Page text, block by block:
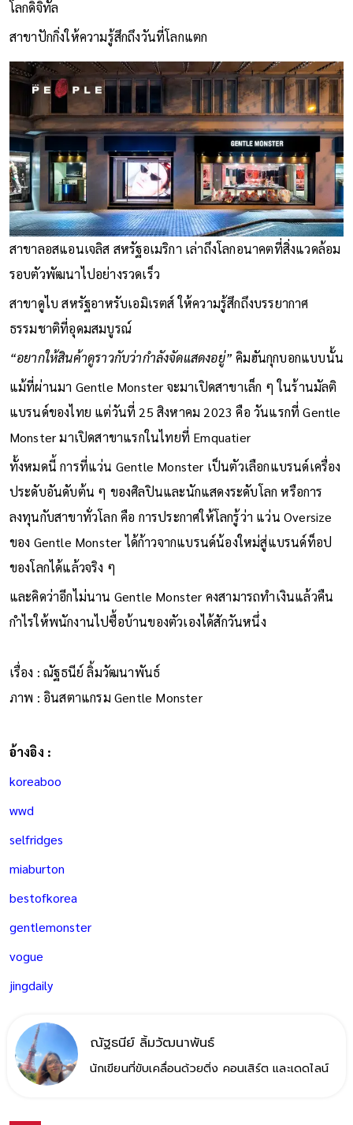
โลกดิจิทัล
สาขาปักกิ่งให้ความรู้สึกถึงวันที่โลกแตก
สาขาลอสแอนเจลิส สหรัฐอเมริกา เล่าถึงโลกอนาคตที่สิ่งแวดล้อม
รอบตัวพัฒนาไปอย่างรวดเร็ว
สาขาดูไบ สหรัฐอาหรับเอมิเรตส์ ให้ความรู้สึกถึงบรรยากาศ
ธรรมชาติที่อุดมสมบูรณ์
“อยากให้สินค้าดูราวกับว่ากำลังจัดแสดงอยู่”คิมฮันกุกบอกแบบนั้น
แม้ที่ผ่านมา Gentle Monster จะมาเปิดสาขาเล็ก ๆ ในร้านมัลติ
แบรนด์ของไทย แต่วันที่ 25 สิงหาคม 2023 คือ วันแรกที่ Gentle
Monster มาเปิดสาขาแรกในไทยที่ Emquatier
ทั้งหมดนี้ การที่แว่น Gentle Monster เป็นตัวเลือกแบรนด์เครื่อง
ประดับอันดับต้น ๆ ของศิลปินและนักแสดงระดับโลก หรือการ
ลงทุนกับสาขาทั่วโลก คือ การประกาศให้โลกรู้ว่า แว่น Oversize
ของ Gentle Monster ได้ก้าวจากแบรนด์น้องใหม่สู่แบรนด์ท็อป
ของโลกได้แล้วจริง ๆ
และคิดว่าอีกไม่นาน Gentle Monster คงสามารถทำเงินแล้วคืน
กำไรให้พนักงานไปซื้อบ้านของตัวเองได้สักวันหนึ่ง
เรื่อง : ณัฐธนีย์ ลิ้มวัฒนาพันธ์
ภาพ : อินสตาแกรม Gentle Monster
อ้างอิง :
koreaboo
wwd
selfridges
miaburton
bestofkorea
gentlemonster
vogue
jingdaily
ณัฐธนีย์ ลิ้มวัฒนาพันธ์
นักเขียนที่ขับเคลื่อนด้วยติ่ง คอนเสิร์ต และเดดไลน์